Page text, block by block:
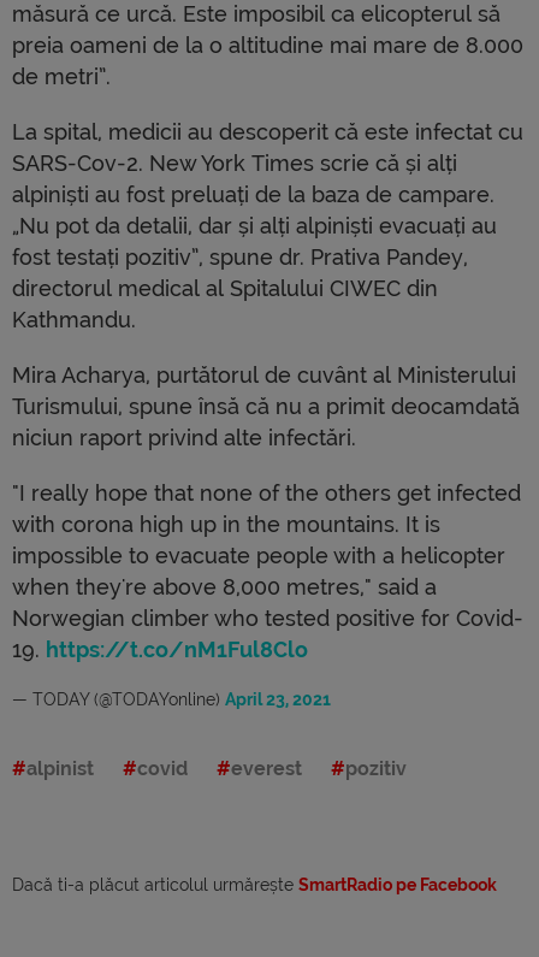
măsură ce urcă. Este imposibil ca elicopterul să
preia oameni de la o altitudine mai mare de 8.000
de metri”.
La spital, medicii au descoperit că este infectat cu
SARS-Cov-2. New York Times scrie că și alți
alpiniști au fost preluați de la baza de campare.
„Nu pot da detalii, dar și alți alpiniști evacuați au
fost testați pozitiv”, spune dr. Prativa Pandey,
directorul medical al Spitalului CIWEC din
Kathmandu.
Mira Acharya, purtătorul de cuvânt al Ministerului
Turismului, spune însă că nu a primit deocamdată
niciun raport privind alte infectări.
"I really hope that none of the others get infected
with corona high up in the mountains. It is
impossible to evacuate people with a helicopter
when they're above 8,000 metres," said a
Norwegian climber who tested positive for Covid-
19. https://t.co/nM1Ful8Clo
— TODAY (@TODAYonline) April 23, 2021
alpinist covid everest pozitiv
Dacă ti-a plăcut articolul urmărește SmartRadio pe Facebook